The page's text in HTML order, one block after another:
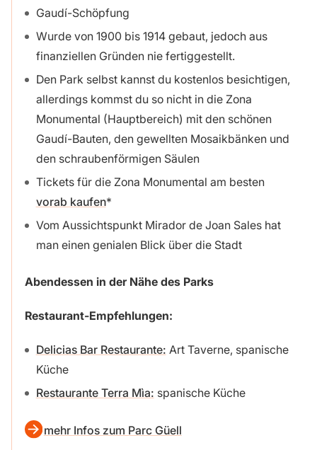
Gaudí-Schöpfung
Wurde von 1900 bis 1914 gebaut, jedoch aus
finanziellen Gründen nie fertiggestellt.
Den Park selbst kannst du kostenlos besichtigen,
allerdings kommst du so nicht in die Zona
Monumental (Hauptbereich) mit den schönen
Gaudí-Bauten, den gewellten Mosaikbänken und
den schraubenförmigen Säulen
Tickets für die Zona Monumental am besten
vorab kaufen
Vom Aussichtspunkt Mirador de Joan Sales hat
man einen genialen Blick über die Stadt
Abendessen in der Nähe des Parks
Restaurant-Empfehlungen:
Delicias Bar Restaurante: Art Taverne, spanische
Küche
Restaurante Terra Mìa: spanische Küche
mehr Infos zum Parc Güell